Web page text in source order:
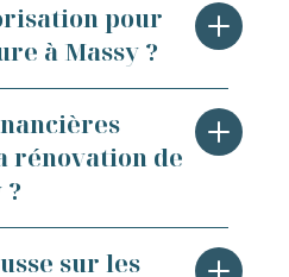
pour
à Massy ?
de l'aspect
est encadrée par
(PLU) de la
ou
pas de
rénovation de
peuvent
sur les